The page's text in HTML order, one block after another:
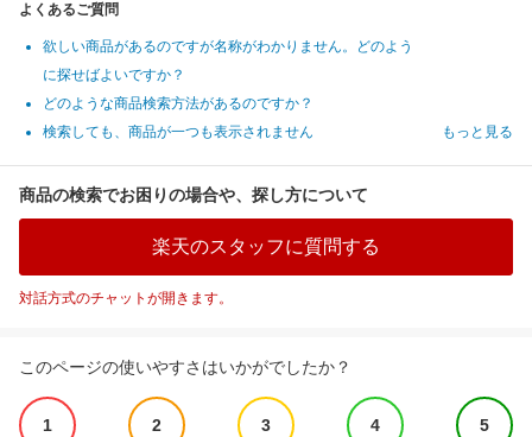
よくあるご質問
欲しい商品があるのですが名称がわかりません。どのよう
に探せばよいですか？
どのような商品検索方法があるのですか？
検索しても、商品が一つも表示されません
もっと見る
商品の検索でお困りの場合や、探し方について
楽天のスタッフに質問する
対話方式のチャットが開きます。
このページの使いやすさはいかがでしたか？
1 2 3 4 5